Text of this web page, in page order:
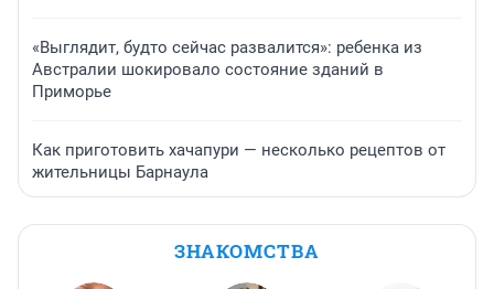
«Выглядит, будто сейчас развалится»: ребенка из
Австралии шокировало состояние зданий в
Приморье
Как приготовить хачапури — несколько рецептов от
жительницы Барнаула
ЗНАКОМСТВА